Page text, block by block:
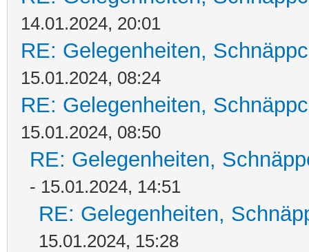
14.01.2024, 20:01
RE: Gelegenheiten,
15.01.2024, 08:24
RE: Gelegenheiten,
15.01.2024, 08:50
RE: Gelegenheiten,
- 15.01.2024, 14:51
RE: Gelegenheiten,
15.01.2024, 15:28